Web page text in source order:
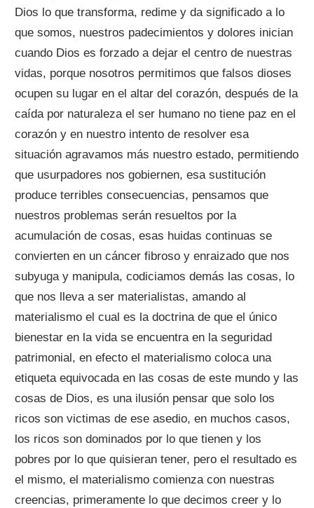
Dios lo que transforma, redime y da significado a lo
que somos, nuestros padecimientos y dolores inician
cuando Dios es forzado a dejar el centro de nuestras
vidas, porque nosotros permitimos que falsos dioses
ocupen su lugar en el altar del corazón, después de la
caída por naturaleza el ser humano no tiene paz en el
corazón y en nuestro intento de resolver esa
situación agravamos más nuestro estado, permitiendo
que usurpadores nos gobiernen, esa sustitución
produce terribles consecuencias, pensamos que
nuestros problemas serán resueltos por la
acumulación de cosas, esas huidas continuas se
convierten en un cáncer fibroso y enraizado que nos
subyuga y manipula, codiciamos demás las cosas, lo
que nos lleva a ser materialistas, amando al
materialismo el cual es la doctrina de que el único
bienestar en la vida se encuentra en la seguridad
patrimonial, en efecto el materialismo coloca una
etiqueta equivocada en las cosas de este mundo y las
cosas de Dios, es una ilusión pensar que solo los
ricos son victimas de ese asedio, en muchos casos,
los ricos son dominados por lo que tienen y los
pobres por lo que quisieran tener, pero el resultado es
el mismo, el materialismo comienza con nuestras
creencias, primeramente lo que decimos creer y lo